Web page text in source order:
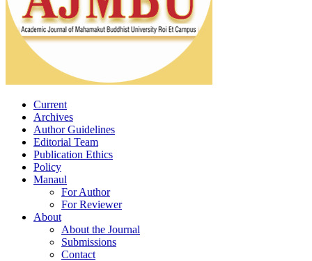
Current
Archives
Author Guidelines
Editorial Team
Publication Ethics
Policy
Manaul
For Author
For Reviewer
About
About the Journal
Submissions
Contact